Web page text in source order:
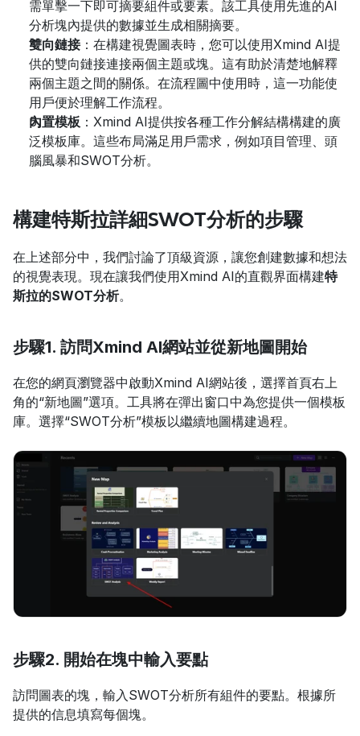
需單擊一下即可摘要組件或要素。該工具使用先進的AI
分析塊內提供的數據並生成相關摘要。
雙向鏈接：在構建視覺圖表時，您可以使用Xmind AI提
供的雙向鏈接連接兩個主題或塊。這有助於清楚地解釋
兩個主題之間的關係。在流程圖中使用時，這一功能使
用戶便於理解工作流程。
內置模板 ：Xmind AI提供按各種工作分解結構構建的廣
泛模板庫。這些布局滿足用戶需求，例如項目管理、頭
腦風暴和SWOT分析。
構建特斯拉詳細SWOT分析的步驟
在上述部分中，我們討論了頂級資源，讓您創建數據和想法
的視覺表現。現在讓我們使用Xmind AI的直觀界面構建特
斯拉的SWOT分析。
步驟1. 訪問Xmind AI網站並從新地圖開始
在您的網頁瀏覽器中啟動Xmind AI網站後，選擇首頁右上
角的“新地圖”選項。工具將在彈出窗口中為您提供一個模板
庫。選擇“SWOT分析”模板以繼續地圖構建過程。
步驟2. 開始在塊中輸入要點
訪問圖表的塊，輸入SWOT分析所有組件的要點。根據所
提供的信息填寫每個塊。